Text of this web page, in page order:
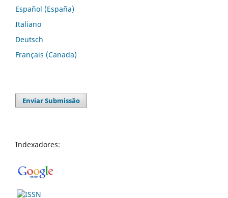
Español (España)
Italiano
Deutsch
Français (Canada)
Enviar Submissão
Indexadores: